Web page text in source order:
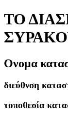
ΤΟ
Ονομα
διεύθνση
τοποθεσία